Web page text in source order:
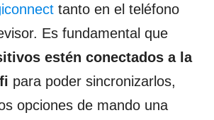
tanto en el teléfono
Es fundamental que
estén conectados a la
para poder sincronizarlos,
opciones de mando una